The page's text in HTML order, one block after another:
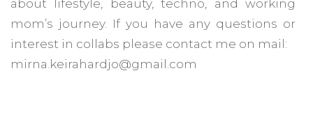
about lifestyle, beauty, techno, and working
mom’s journey. If you have any questions or
interest in collabs please contact me on mail:
mirna.keirahardjo@gmail.com